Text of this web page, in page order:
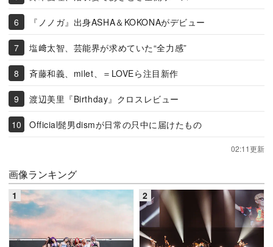
『ノノガ』出身ASHA＆KOKONAがデビュー
塩﨑太智、芸能界が求めていた“全力感”
斉藤和義、milet、＝LOVEら注目新作
渡辺美里『Birthday』クロスレビュー
Official髭男dismが日常の只中に届けたもの
02:11更新
画像ランキング